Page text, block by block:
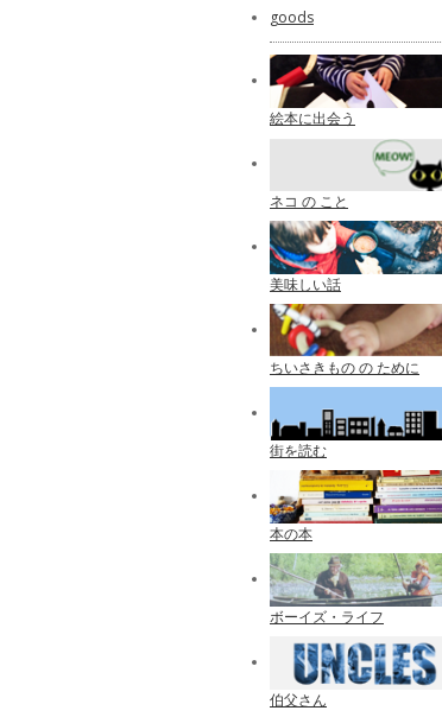
goods
絵本に出会う
ネコ の こと
美味しい話
ちいさきもの の ために
街を読む
本の本
ボーイズ・ライフ
伯父さん